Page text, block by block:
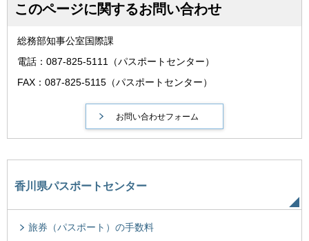
このページに関するお問い合わせ
総務部知事公室国際課
電話：087-825-5111（パスポートセンター）
FAX：087-825-5115（パスポートセンター）
香川県パスポートセンター
旅券（パスポート）の手数料